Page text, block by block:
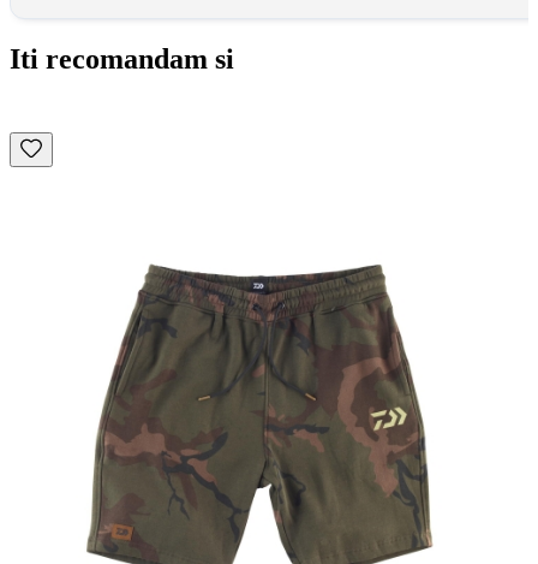
Iti recomandam si